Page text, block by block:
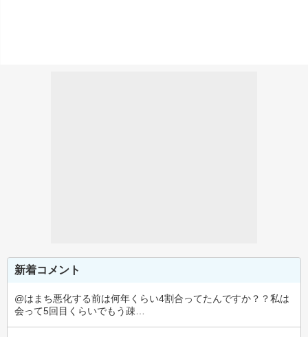
新着コメント
@はまち悪化する前は何年くらい4割合ってたんですか？？私は
会って5回目くらいでもう疎…